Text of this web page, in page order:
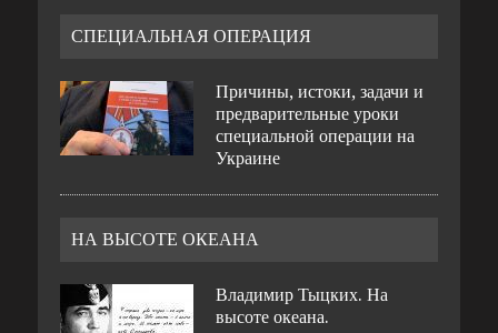
СПЕЦИАЛЬНАЯ ОПЕРАЦИЯ
Причины, истоки, задачи и
предварительные уроки
специальной операции на
Украине
НА ВЫСОТЕ ОКЕАНА
Владимир Тыцких. На
высоте океана.